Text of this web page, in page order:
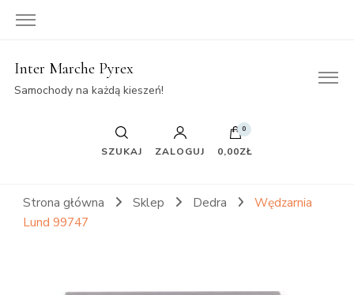
Inter Marche Pyrex
Samochody na każdą kieszeń!
SZUKAJ ZALOGUJ
0
0,00ZŁ
Strona główna Sklep Dedra
Wędzarnia
Lund 99747